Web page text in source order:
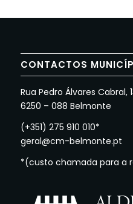
CONTACTOS
Rua Pedro Álvares Cabral,
6250 – 088 Belmonte
(+351) 275 910 010*
geral@cm-belmonte.pt
*(custo chamada para a